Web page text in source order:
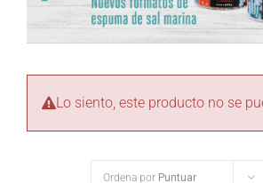
Lo siento, este producto no se
Ordena por Puntuar